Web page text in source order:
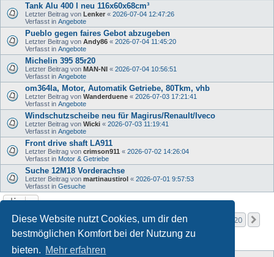
Diese Website nutzt Cookies, um dir den
bestmöglichen Komfort bei der Nutzung zu
bieten. Mehr erfahren
Tank Alu 400 l neu 116x60x68cm³
Letzter Beitrag von Lenker « 2026-07-04 12:47:26
Verfasst in Angebote
Pueblo gegen faires Gebot abzugeben
Letzter Beitrag von Andy86 « 2026-07-04 11:45:20
Verfasst in Angebote
Michelin 395 85r20
Letzter Beitrag von MAN-NI « 2026-07-04 10:56:51
Verfasst in Angebote
om364la, Motor, Automatik Getriebe, 80Tkm, vhb
Letzter Beitrag von Wanderduene « 2026-07-03 17:21:41
Verfasst in Angebote
Windschutzscheibe neu für Magirus/Renault/Iveco
Letzter Beitrag von Wicki « 2026-07-03 11:19:41
Verfasst in Angebote
Front drive shaft LA911
Letzter Beitrag von crimson911 « 2026-07-02 14:26:04
Verfasst in Motor & Getriebe
Suche 12M18 Vorderachse
Letzter Beitrag von martinaustirol « 2026-07-01 9:57:53
Verfasst in Gesuche
Die Suche ergab mehr als 1000 Treffer Seite1von
1 2 3 20